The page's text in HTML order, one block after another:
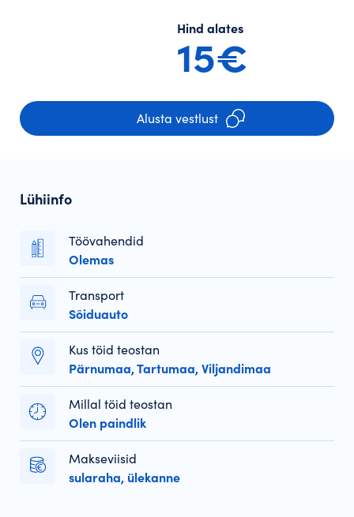
Hind alates
15€
Alusta vestlust
Lühiinfo
Töövahendid
Olemas
Transport
Sõiduauto
Kus töid teostan
Pärnumaa, Tartumaa, Viljandimaa
Millal töid teostan
Olen paindlik
Makseviisid
sularaha, ülekanne